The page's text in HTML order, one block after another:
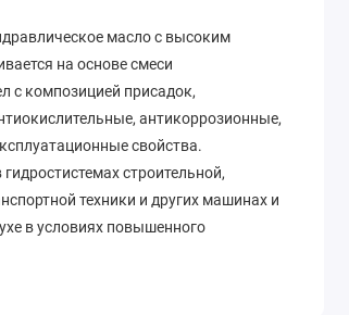
масло c высоким
на основе смеси
с композицией присадок,
антикоррозионные,
свойства.
строительной,
техники и других машинах и
в условиях повышенного